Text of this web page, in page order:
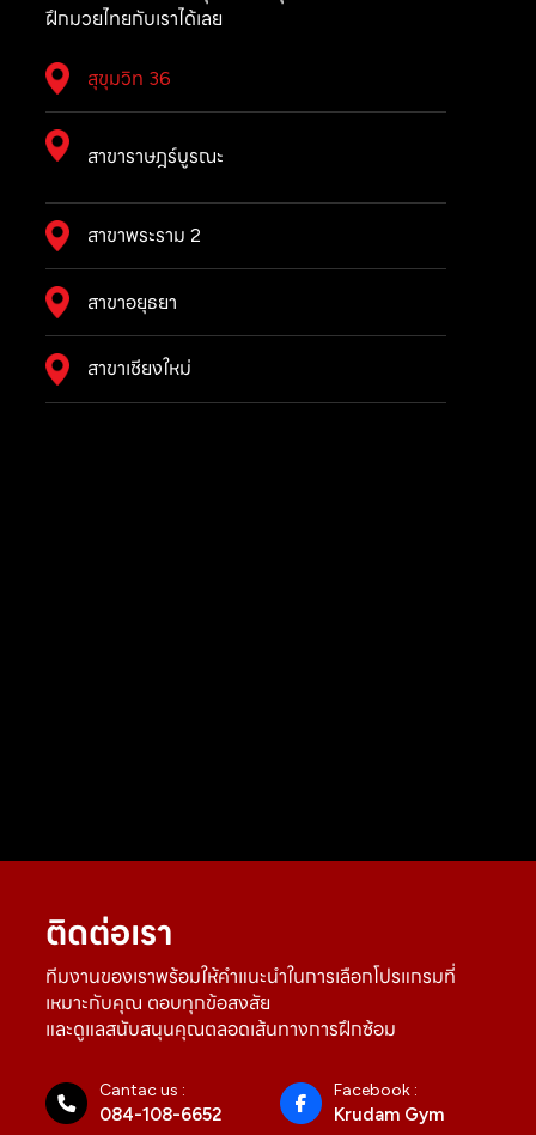
ฝึกมวยไทยกับเราได้เลย
สุขุมวิท 36
สาขาราษฎร์บูรณะ
สาขาพระราม 2
สาขาอยุธยา
สาขาเชียงใหม่
ติดต่อเรา
ทีมงานของเราพร้อมให้คำแนะนำในการเลือกโปรแกรมที่
เหมาะกับคุณ ตอบทุกข้อสงสัย
และดูแลสนับสนุนคุณตลอดเส้นทางการฝึกซ้อม
Cantac us :
084-108-6652
Facebook :
Krudam Gym